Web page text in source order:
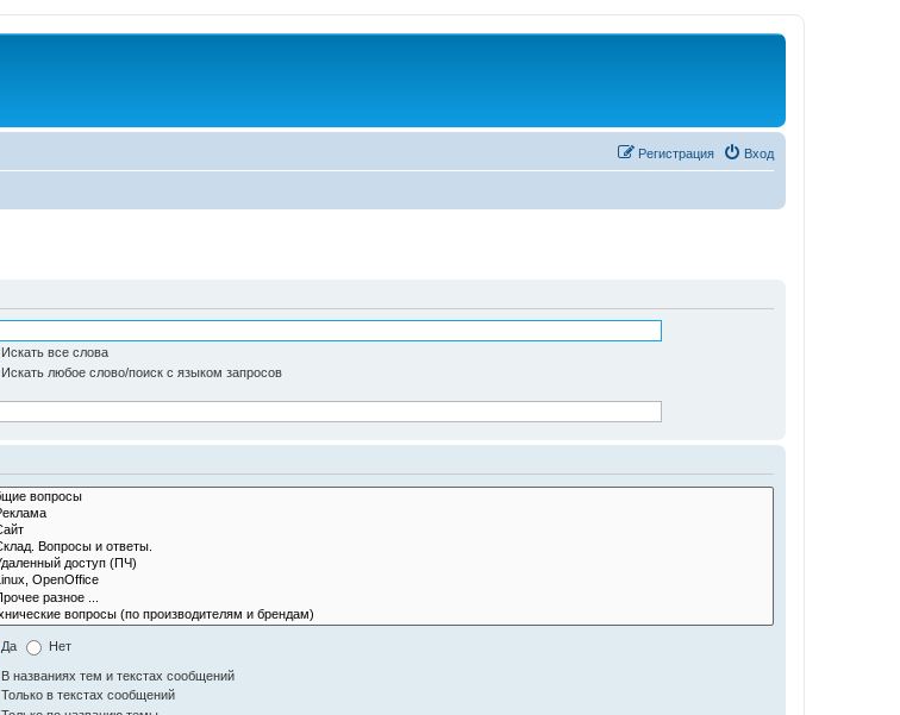
Вход
Регистрация
Искать все слова
Искать любое слово/поиск с языком запросов
Да Нет
В названиях тем и текстах сообщений
Только в текстах сообщений